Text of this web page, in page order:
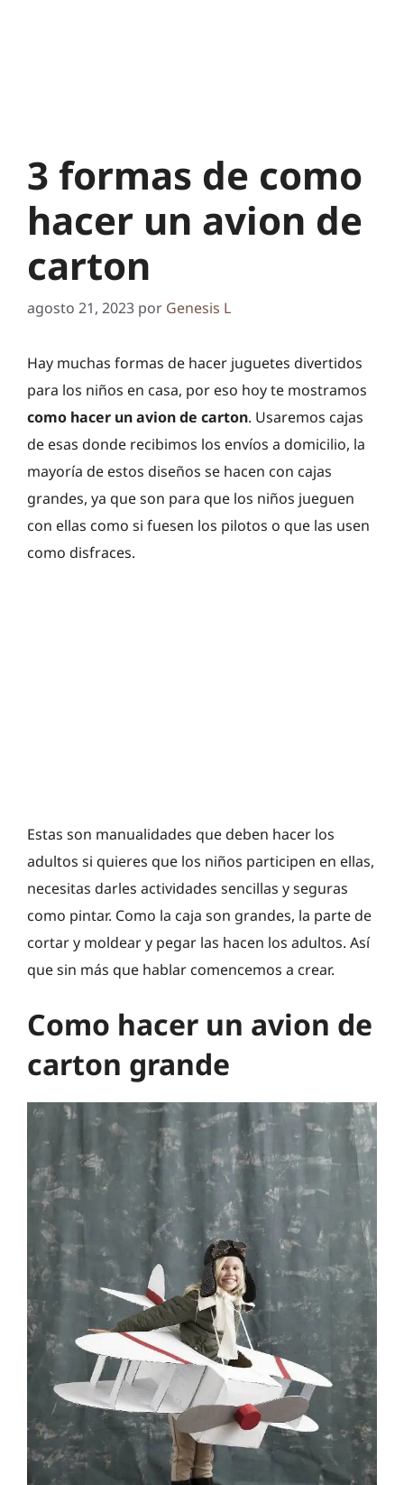
3 formas de como
hacer un avion de
carton
agosto 21, 2023 por Genesis L
Hay muchas formas de hacer juguetes divertidos
para los niños en casa, por eso hoy te mostramos
como hacer un avion de carton. Usaremos cajas
de esas donde recibimos los envíos a domicilio, la
mayoría de estos diseños se hacen con cajas
grandes, ya que son para que los niños jueguen
con ellas como si fuesen los pilotos o que las usen
como disfraces.
Estas son manualidades que deben hacer los
adultos si quieres que los niños participen en ellas,
necesitas darles actividades sencillas y seguras
como pintar. Como la caja son grandes, la parte de
cortar y moldear y pegar las hacen los adultos. Así
que sin más que hablar comencemos a crear.
Como hacer un avion de
carton grande